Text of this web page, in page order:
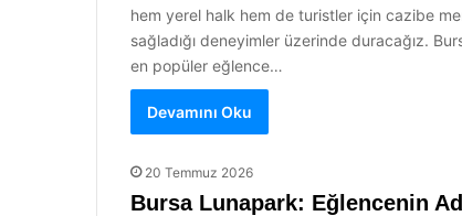
hem yerel halk hem de turistler için cazibe
sağladığı deneyimler üzerinde duracağız.
en popüler eğlence…
Devamını Oku
20 Temmuz 2026
Bursa Lunapark: Eğlencenin